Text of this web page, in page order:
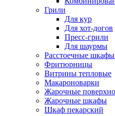
Грили
Для кур
Для хот-догов
Пресс-грили
Для шаурмы
Расстоечные
Фритюрницы
Витрины тепловые
Макароноварки
Жарочные
Жарочные шкафы
Шкаф пекарский